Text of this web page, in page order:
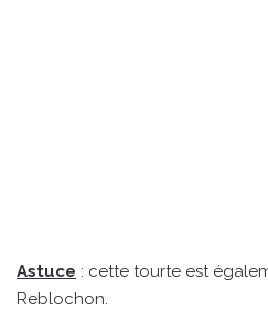
Astuce : cette tourte est
Reblochon.